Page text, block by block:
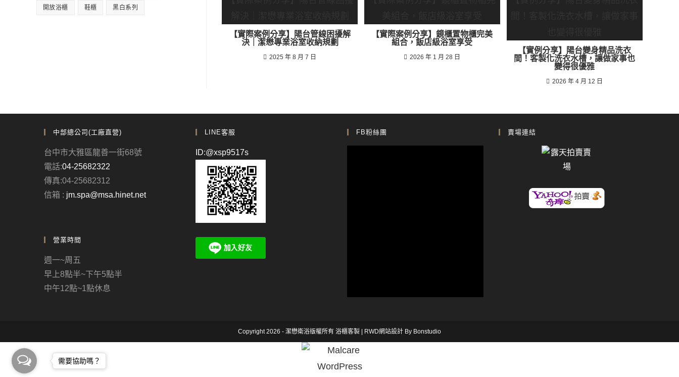
【實際案例分享】陽台管線困擾解
決｜潔懋專業浴室收納規劃
2025 年 8 月 7 日
【實際案例分享】鏡櫃置物櫃完美
組合，飯店級浴室享受
2026 年 1 月 28 日
【實例分享】陽台變身精品洗衣
間！客製化洗衣水槽，讓做家事也
變得很優雅
2026 年 4 月 12 日
開放浴櫃 鞋櫃 黑白系列
中部總公司(工廠直營)
台中市大雅區龍善一街68號
電話:04-25682322
傳真:04-25682312
信箱 : jm.spa@msa.hinet.net
營業時間
週一~周五
早上8點半~下午5點半
中午12點~1點休息
LINE客服
ID:@xsp9517s
FB粉絲團 賣場連結
Copyright 2026 - 潔懋衛浴版權所有 浴櫃客製 RWD網站設計 By Bonstudio
需要協助嗎？